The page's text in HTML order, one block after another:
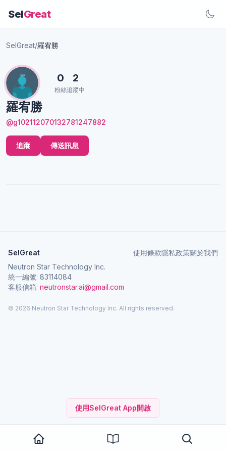
SelGreat
使用SelGreat App開啟
SelGreat/羅宥勝
羅宥勝
@g102112070132781247882
0
粉絲
2
追蹤中
追蹤 傳送訊息
SelGreat
Neutron Star Technology Inc.
統一編號: 83114084
客服信箱: neutronstar.ai@gmail.com
使用條款隱私政策關於我們
© 2026 Neutron Star Technology Inc. All rights reserved.